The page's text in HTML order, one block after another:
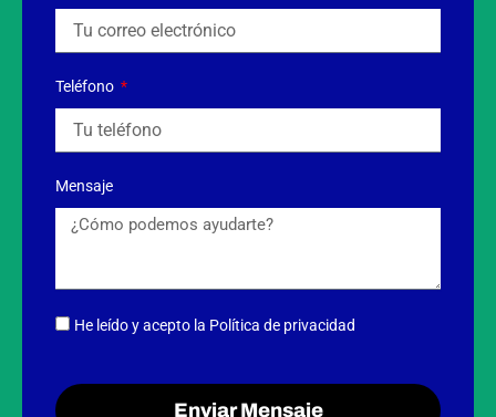
Teléfono
Mensaje
He leído y acepto la Política de privacidad
Enviar Mensaje